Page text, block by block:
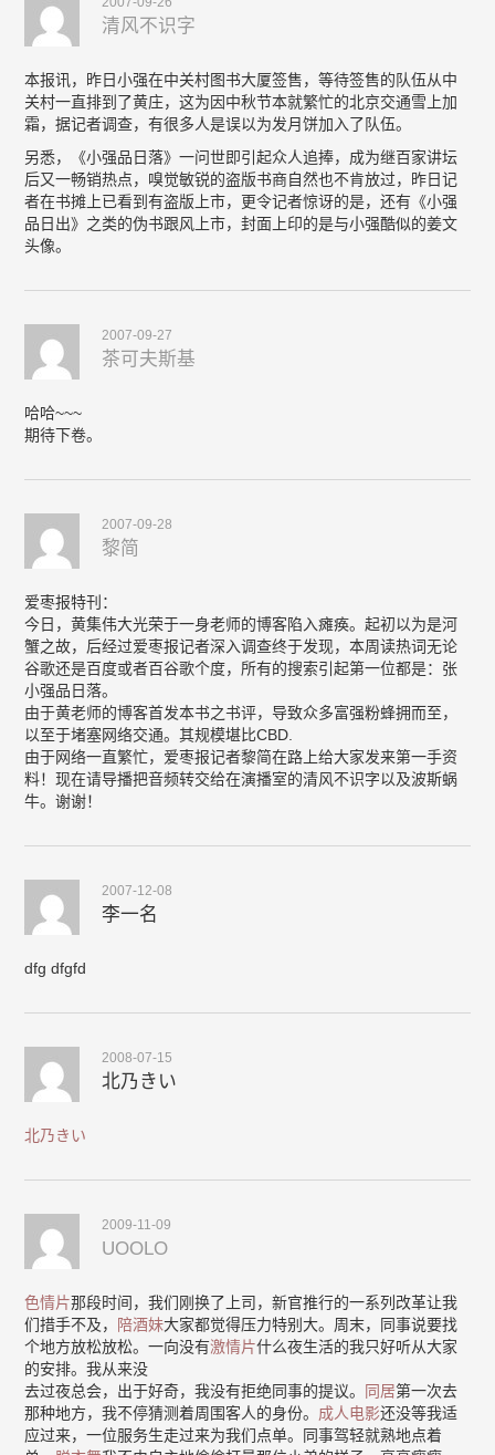
清风不识字
本报讯，昨日小强在中关村图书大厦签售，等待签售的队伍从中
关村一直排到了黄庄，这为因中秋节本就繁忙的北京交通雪上加
霜，据记者调查，有很多人是误以为发月饼加入了队伍。
另悉，《小强品日落》一问世即引起众人追捧，成为继百家讲坛
后又一畅销热点，嗅觉敏锐的盗版书商自然也不肯放过，昨日记
者在书摊上已看到有盗版上市，更令记者惊讶的是，还有《小强
品日出》之类的伪书跟风上市，封面上印的是与小强酷似的姜文
头像。
2007-09-27
茶可夫斯基
哈哈~~~
期待下卷。
2007-09-28
黎简
爱枣报特刊：
今日，黄集伟大光荣于一身老师的博客陷入瘫痪。起初以为是河
蟹之故，后经过爱枣报记者深入调查终于发现，本周读热词无论
谷歌还是百度或者百谷歌个度，所有的搜索引起第一位都是：张
小强品日落。
由于黄老师的博客首发本书之书评，导致众多富强粉蜂拥而至，
以至于堵塞网络交通。其规模堪比CBD.
由于网络一直繁忙，爱枣报记者黎简在路上给大家发来第一手资
料！现在请导播把音频转交给在演播室的清风不识字以及波斯蜗
牛。谢谢！
2007-12-08
李一名
dfg dfgfd
2008-07-15
北乃きい
北乃きい
2009-11-09
UOOLO
色情片那段时间，我们刚换了上司，新官推行的一系列改革让我
们措手不及， 陪酒妹大家都觉得压力特别大。周末，同事说要找
个地方放松放松。一向没有激情片什么夜生活的我只好听从大家
的安排。我从来没
去过夜总会，出于好奇，我没有拒绝同事的提议。 同居第一次去
那种地方，我不停猜测着周围客人的身份。 成人电影还没等我适
应过来，一位服务生走过来为我们点单。同事驾轻就熟地点着